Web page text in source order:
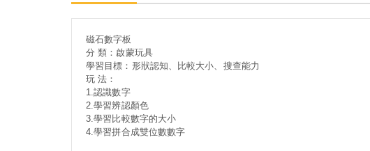
磁石數字板
分 類：啟蒙玩具
學習目標：形狀認知、比較大小、搜查能力
玩 法：
1.認識數字
2.學習辨認顏色
3.學習比較數字的大小
4.學習拼合成雙位數數字